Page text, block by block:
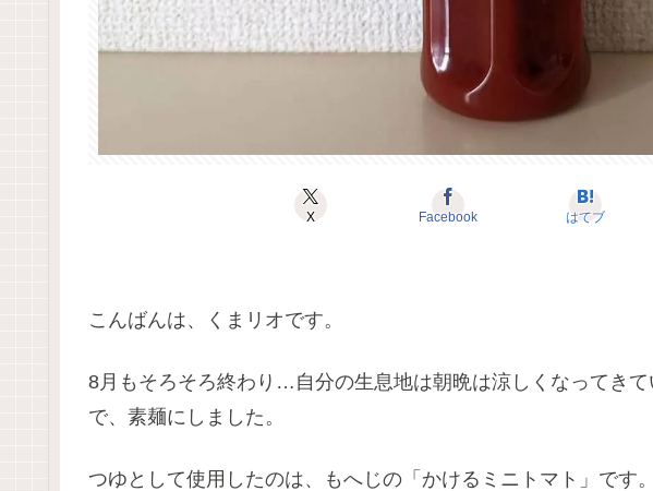
X Facebook はてブ
こんばんは、くまリオです。
8月もそろそろ終わり…自分の生息地は朝晩は涼しくなってき
で、素麺にしました。
つゆとして使用したのは、もへじの「かけるミニトマト」です。